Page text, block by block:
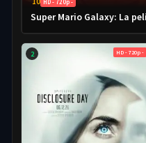
HD - 720p -
Super Mario Galaxy: La
2 HD - 720p -